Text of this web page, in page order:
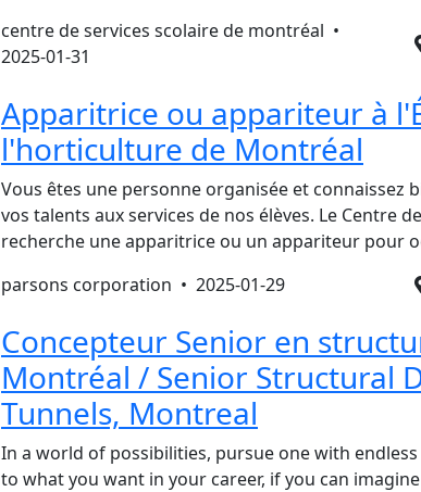
centre de services scolaire de montréal •
2025-01-31
Apparitrice ou appariteur à
l'horticulture de Montréal
Vous êtes une personne organisée et connaissez
vos talents aux services de nos élèves. Le Centre
recherche une apparitrice ou un appariteur pour
parsons corporation • 2025-01-29
Concepteur Senior en
Montréal / Senior Structural
Tunnels, Montreal
In a world of possibilities, pursue one with
to what you want in your career, if you can